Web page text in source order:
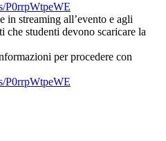
P0rrpWtpeWE
in streaming all’evento e agli
che studenti devono scaricare la
per procedere con
P0rrpWtpeWE